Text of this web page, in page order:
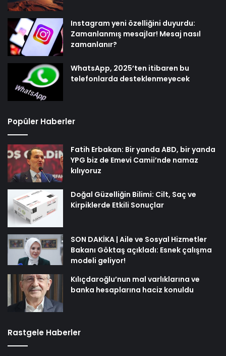
Instagram yeni özelliğini duyurdu:
Zamanlanmış mesajlar! Mesaj nasıl
zamanlanır?
WhatsApp, 2025’ten itibaren bu
telefonlarda desteklenmeyecek
Popüler Haberler
Fatih Erbakan: Bir yanda ABD, bir yanda
YPG biz de Emevi Camii’nde namaz
kılıyoruz
Doğal Güzelliğin Bilimi: Cilt, Saç ve
Kirpiklerde Etkili Sonuçlar
SON DAKİKA | Aile ve Sosyal Hizmetler
Bakanı Göktaş açıkladı: Esnek çalışma
modeli geliyor!
Kılıçdaroğlu’nun mal varlıklarına ve
banka hesaplarına haciz konuldu
Rastgele Haberler